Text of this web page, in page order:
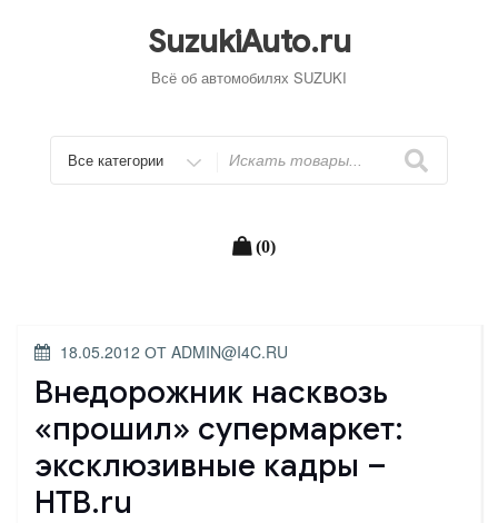
SuzukiAuto.ru
Всё об автомобилях SUZUKI
Искать
(0)
ОПУБЛИКОВАНО
18.05.2012 ОТ ADMIN@I4C.RU
Внедорожник насквозь
«прошил» супермаркет:
эксклюзивные кадры –
НТВ.ru